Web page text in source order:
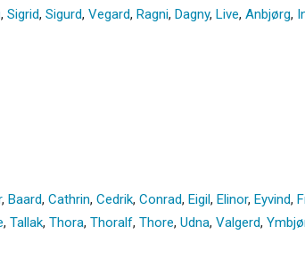
, Sigrid, Sigurd, Vegard, Ragni, Dagny, Live, Anbjørg,
, Baard, Cathrin, Cedrik, Conrad, Eigil, Elinor, Eyvind,
, Tallak, Thora, Thoralf, Thore, Udna, Valgerd,